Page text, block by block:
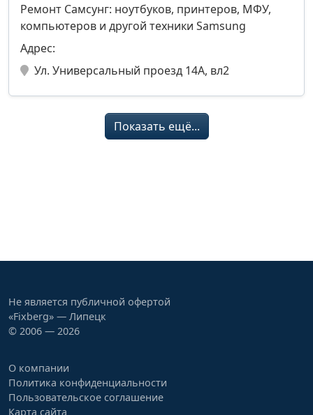
Ремонт Самсунг: ноутбуков, принтеров, МФУ,
компьютеров и другой техники Samsung
Адрес:
Ул. Универсальный проезд 14А, вл2
Показать ещё...
Не является публичной офертой
«Fixberg» — Липецк
© 2006 — 2026
О компании
Политика конфиденциальности
Пользовательское соглашение
Карта сайта